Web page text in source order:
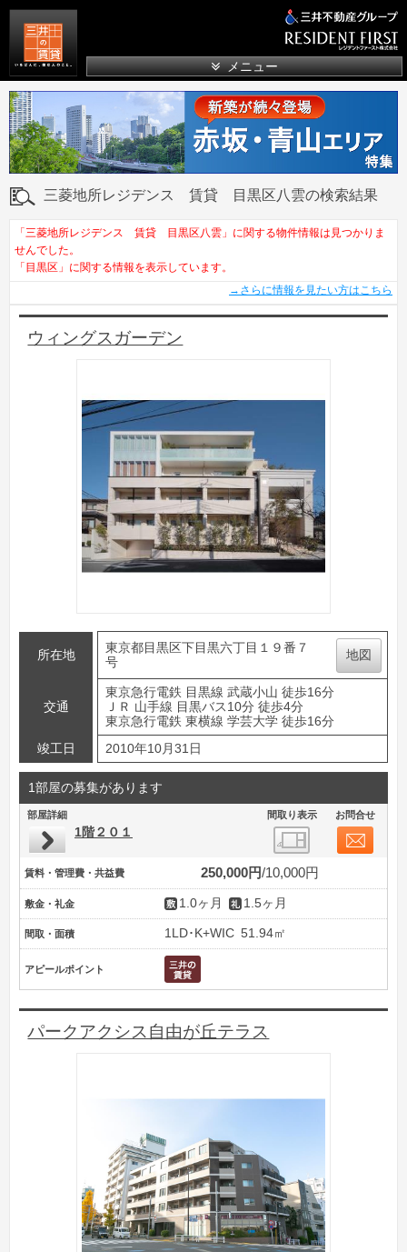
メニュー
三菱地所レジデンス 賃貸 目黒区八雲の検索結果
「三菱地所レジデンス 賃貸 目黒区八雲」に関する物件情報は見つかりま
せんでした。
「目黒区」に関する情報を表示しています。
→さらに情報を見たい方はこちら
ウィングスガーデン
所在地
東京都目黒区下目黒六丁目１９番７
号
地図
交通
東京急行電鉄 目黒線 武蔵小山 徒歩16分
ＪＲ 山手線 目黒バス10分 徒歩4分
東京急行電鉄 東横線 学芸大学 徒歩16分
竣工日
2010年10月31日
1部屋の募集があります
部屋詳細 間取り表示 お問合せ
1階２０１
賃料・管理費・共益費 250,000円 10,000円
敷金・礼金 1.0ヶ月 1.5ヶ月
間取・面積 1LD･K+WIC 51.94㎡
アピールポイント
パークアクシス自由が丘テラス